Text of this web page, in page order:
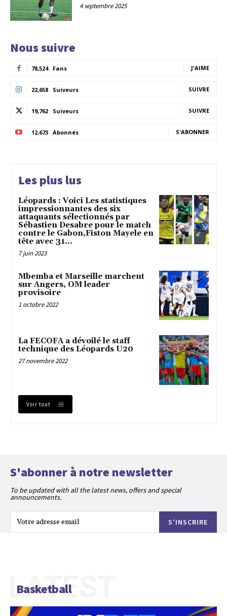
4 septembre 2025
Nous suivre
78,524 Fans J'AIME
22,658 Suiveurs SUIVRE
19,762 Suiveurs SUIVRE
12,673 Abonnés S'ABONNER
Les plus lus
Léopards : Voici Les statistiques
impressionnantes des six
attaquants sélectionnés par
Sébastien Desabre pour le match
contre le Gabon,Fiston Mayele en
tête avec 31...
7 juin 2023
Mbemba et Marseille marchent
sur Angers, OM leader
provisoire
1 octobre 2022
La FECOFA a dévoilé le staff
technique des Léopards U20
27 novembre 2022
Voir tout
S'abonner à notre newsletter
To be updated with all the latest news, offers and special
announcements.
S'INSCRIRE
Basketball
LATEST